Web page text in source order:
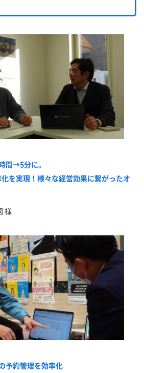
間→5分に。
を実現！様々な経営効果に繋がったオ
様
予約管理を効率化